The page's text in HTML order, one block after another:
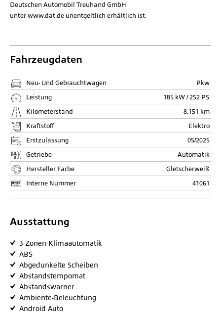
Deutschen Automobil Treuhand GmbH
unter www.dat.de unentgeltlich erhältlich ist.
Fahrzeugdaten
Neu- Und Gebrauchtwagen
Pkw
Leistung
185 kW / 252 PS
Kilometerstand
8.151 km
Kraftstoff
Elektro
Erstzulassung
05/2025
Getriebe
Automatik
Hersteller Farbe
Gletscherweiß
Interne Nummer
41061
Ausstattung
3-Zonen-Klimaautomatik
ABS
Abgedunkelte Scheiben
Abstandstempomat
Abstandswarner
Ambiente-Beleuchtung
Android Auto